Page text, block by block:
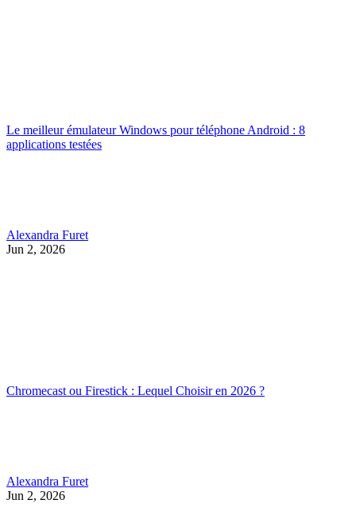
Le meilleur émulateur Windows pour téléphone Android : 8
applications testées
Alexandra Furet
Jun 2, 2026
Chromecast ou Firestick : Lequel Choisir en 2026 ?
Alexandra Furet
Jun 2, 2026